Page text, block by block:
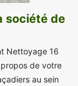
société de
Nettoyage 16
de votre
au sein